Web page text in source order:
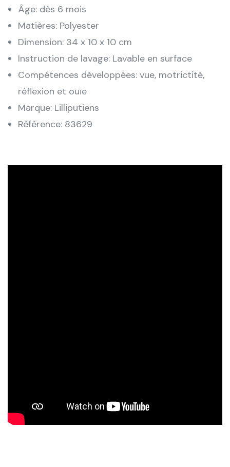
Âge: dès 6 mois
Matières: Polyester
Dimension: 34 x 10 x 10 cm
Instruction de lavage: Lavable en surface
Compétences développées: vue, motrictité,
réflexion et ouïe
Marque: Lilliputiens
Référence: 83629